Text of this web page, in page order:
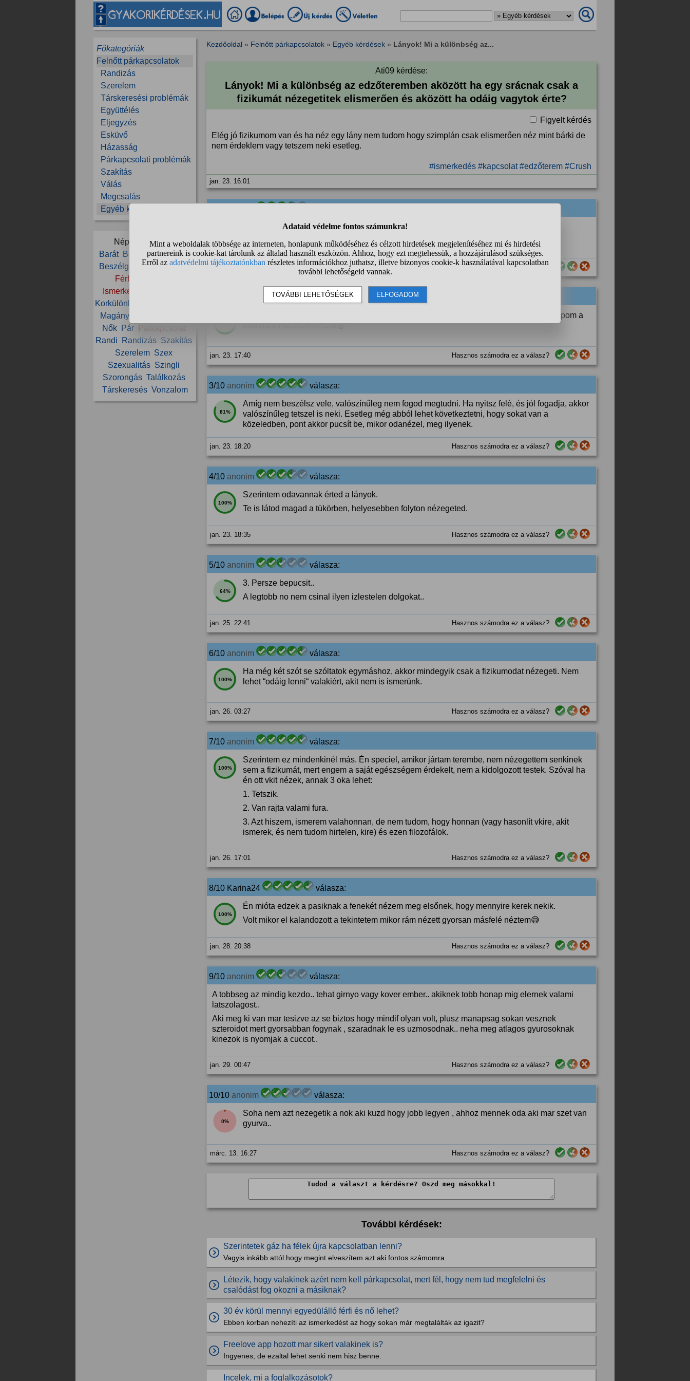
Főkategóriák
Felnőtt párkapcsolatok
Randizás
Szerelem
Társkeresési problémák
Együttélés
Eljegyzés
Esküvő
Házasság
Párkapcsolati problémák
Szakítás
Válás
Megcsalás
Egyéb kérdések
Népszerű témák:
Barát Barátnő Barátság
Beszélgetés Csaj Csók
Férfi
Ismerkedés
Korkülönbség
Magány
Nők
Pár
Párkapcsolat
Randi
Randizás Szakítás
Szerelem Szex
Szexualitás Szingli
Szorongás Találkozás
Társkeresés Vonzalom
Kezdőoldal » Felnőtt párkapcsolatok » Egyéb kérdések » Lányok! Mi a különbség az...
Ati09 kérdése:
Lányok! Mi a különbség az edzőteremben aközött ha egy srácnak csak a
fizikumát nézegetitek elismerően és aközött ha odáig vagytok érte?
Figyelt kérdés
Elég jó fizikumom van és ha néz egy lány nem tudom hogy szimplán csak elismerően néz mint bárki de
nem érdeklem vagy tetszem neki esetleg.
#ismerkedés #kapcsolat #edzőterem #Crush
jan. 23. 16:01
Zavarba jövők ahogy rám néz és elnézek hirtelen.
jan. 23. 17:33 Hasznos számodra ez a válasz?
válasza:
100%
Nem leszek hasznodra,de leszbikus nőként is elismerően megnézem a férfiakat de elkapom a
tekintetem ha észreveszik😅
jan. 23. 17:40 Hasznos számodra ez a válasz?
3/10 anonim válasza:
81%
Amíg nem beszélsz vele, valószínűleg nem fogod megtudni. Ha nyitsz felé, és jól fogadja, akkor
valószínűleg tetszel is neki. Esetleg még abból lehet következtetni, hogy sokat van a
közeledben, pont akkor pucsít be, mikor odanézel, meg ilyenek.
jan. 23. 18:20 Hasznos számodra ez a válasz?
4/10 anonim válasza:
100%
Szerintem odavannak érted a lányok.
Te is látod magad a tükörben, helyesebben folyton nézegeted.
jan. 23. 18:35 Hasznos számodra ez a válasz?
5/10 anonim válasza:
64%
3. Persze bepucsit..
A legtobb no nem csinal ilyen izlestelen dolgokat..
jan. 25. 22:41 Hasznos számodra ez a válasz?
6/10 anonim válasza:
100%
Ha még két szót se szóltatok egymáshoz, akkor mindegyik csak a fizikumodat nézegeti. Nem
lehet “odáig lenni“ valakiért, akit nem is ismerünk.
jan. 26. 03:27 Hasznos számodra ez a válasz?
7/10 anonim válasza:
100%
Szerintem ez mindenkinél más. Én speciel, amikor jártam terembe, nem nézegettem senkinek
sem a fizikumát, mert engem a saját egészségem érdekelt, nem a kidolgozott testek. Szóval ha
én ott vkit nézek, annak 3 oka lehet:
1. Tetszik.
2. Van rajta valami fura.
3. Azt hiszem, ismerem valahonnan, de nem tudom, hogy honnan (vagy hasonlít vkire, akit
ismerek, és nem tudom hirtelen, kire) és ezen filozofálok.
jan. 26. 17:01 Hasznos számodra ez a válasz?
8/10 Karina24 válasza:
100%
Én mióta edzek a pasiknak a fenekét nézem meg elsőnek, hogy mennyire kerek nekik.
Volt mikor el kalandozott a tekintetem mikor rám nézett gyorsan másfelé néztem😅
jan. 28. 20:38 Hasznos számodra ez a válasz?
9/10 anonim válasza:
A tobbseg az mindig kezdo.. tehat girnyo vagy kover ember.. akiknek tobb honap mig elernek valami
latszolagost..
Aki meg ki van mar tesizve az se biztos hogy mindif olyan volt, plusz manapsag sokan vesznek
szteroidot mert gyorsabban fogynak , szaradnak le es uzmosodnak.. neha meg atlagos gyurosoknak
kinezok is nyomjak a cuccot..
jan. 29. 00:47 Hasznos számodra ez a válasz?
10/10 anonim válasza:
0%
Soha nem azt nezegetik a nok aki kuzd hogy jobb legyen , ahhoz mennek oda aki mar szet van
gyurva..
márc. 13. 16:27 Hasznos számodra ez a válasz?
További kérdések:
Szerintetek gáz ha félek újra kapcsolatban lenni?
Vagyis inkább attól hogy megint elveszítem azt aki fontos számomra.
Létezik, hogy valakinek azért nem kell párkapcsolat, mert fél, hogy nem tud megfelelni és
csalódást fog okozni a másiknak?
30 év körül mennyi egyedülálló férfi és nő lehet?
Ebben korban nehezíti az ismerkedést az hogy sokan már megtalálták az igazit?
Freelove app hozott mar sikert valakinek is?
Ingyenes, de ezaltal lehet senki nem hisz benne.
Incelek, mi a foglalkozásotok?